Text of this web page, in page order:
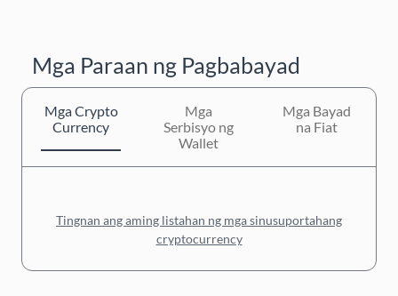
Mga Paraan ng Pagbabayad
Mga Crypto
Currency
Mga
Serbisyo ng
Wallet
Mga Bayad
na Fiat
Tingnan ang aming listahan ng mga sinusuportahang
cryptocurrency